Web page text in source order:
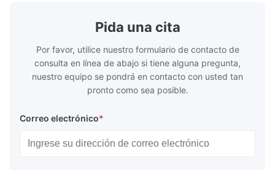
Pida una cita
Por favor, utilice nuestro formulario de contacto de
consulta en línea de abajo si tiene alguna pregunta,
nuestro equipo se pondrá en contacto con usted tan
pronto como sea posible.
Correo electrónico*